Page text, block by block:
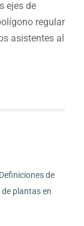
ejes de
regular
asistentes al
Definiciones de
plantas en